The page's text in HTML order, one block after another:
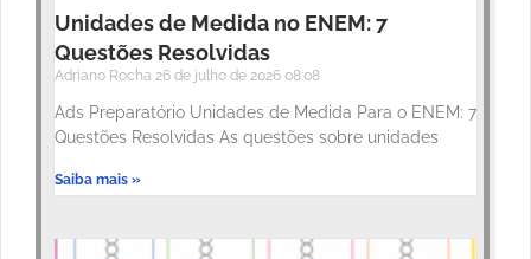
Unidades de Medida no ENEM: 7
Questões Resolvidas
Adriano Rocha 26 de julho de 2026 08:08
Ads Preparatório Unidades de Medida Para o ENEM: 7
Questões Resolvidas As questões sobre unidades
Saiba mais »